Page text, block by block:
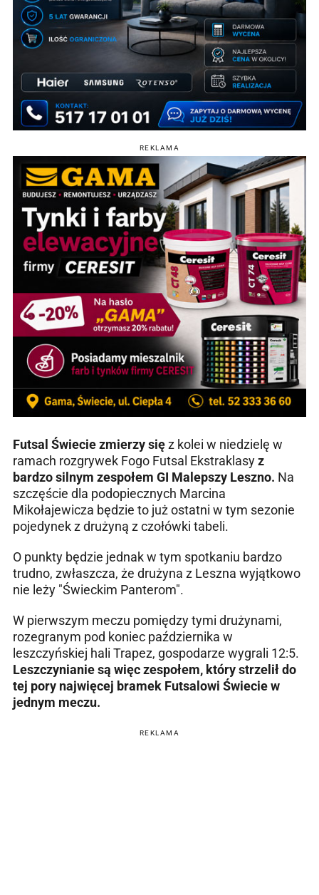
REKLAMA
Futsal Świecie zmierzy sięz kolei w niedzielę w
ramach rozgrywek Fogo Futsal Ekstraklasyz
bardzo silnym zespołem GI Malepszy Leszno. Na
szczęście dla podopiecznych Marcina
Mikołajewicza będzie to już ostatni w tym sezonie
pojedynek z drużyną z czołówki tabeli.
O punkty będzie jednak w tym spotkaniu bardzo
trudno, zwłaszcza, że drużyna z Leszna wyjątkowo
nie leży "Świeckim Panterom".
W pierwszym meczu pomiędzy tymi drużynami,
rozegranym pod koniec października w
leszczyńskiej hali Trapez, gospodarze wygrali 12:5.
Leszczynianie są więc zespołem, którystrzelił do
tej pory najwięcej bramek Futsalowi Świecie w
jednym meczu.
REKLAMA